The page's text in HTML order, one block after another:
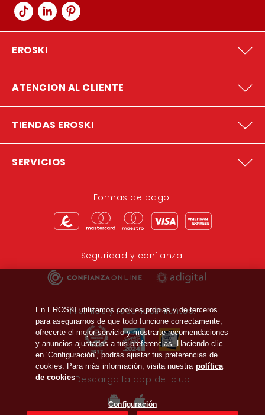
EROSKI
ATENCION AL CLIENTE
TIENDAS EROSKI
SERVICIOS
Formas de pago:
Seguridad y confianza:
Premios y reconocimientos:
Descarga la app del club
En EROSKI utilizamos cookies propias y de terceros
para asegurarnos de que todo funcione correctamente,
ofrecerte el mejor servicio y mostrarte recomendaciones
y anuncios ajustados a tus preferencias. Haciendo clic
en ‘Configuración’, podrás ajustar tus preferencias de
cookies. Para más información, visita nuestra política
de cookies
Configuración